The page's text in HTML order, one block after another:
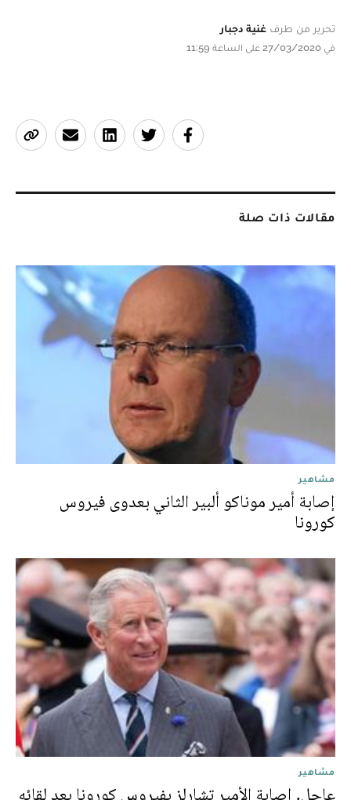
تحرير من طرف غنية دجبار
في 27/03/2020 على الساعة 11:59
مقالات ذات صلة
مشاهير
إصابة أمير موناكو ألبير الثاني بعدوى فيروس
كورونا
مشاهير
عاجل. إصابة الأمير تشارلز بفيروس كورونا بعد لقائه